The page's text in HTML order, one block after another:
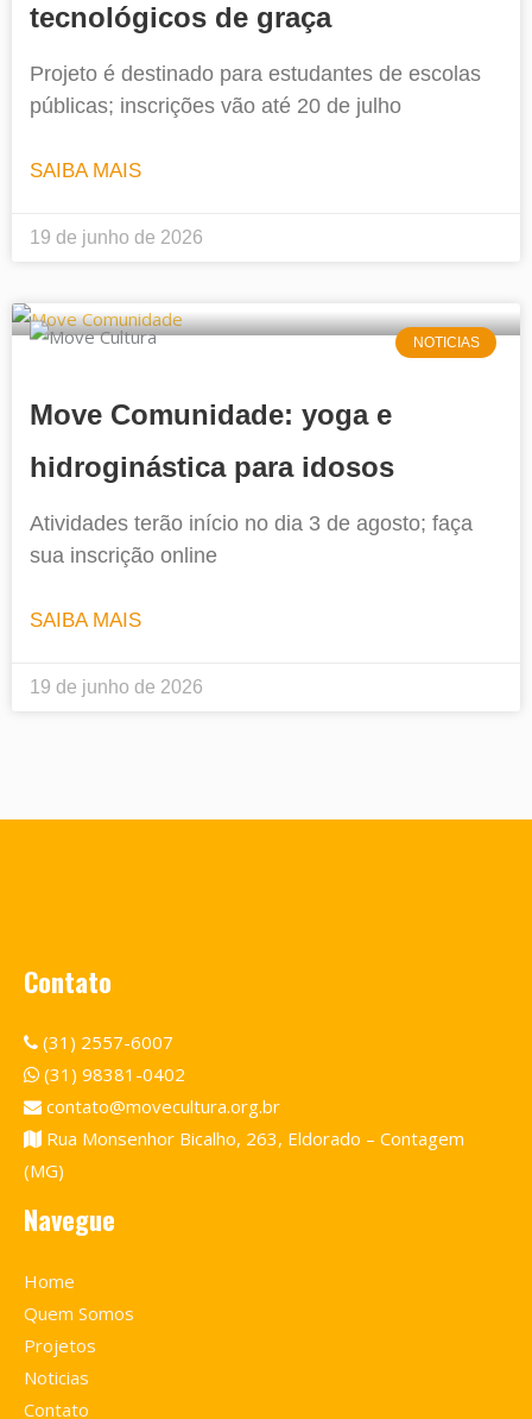
tecnológicos de graça
Projeto é destinado para estudantes de escolas
públicas; inscrições vão até 20 de julho
SAIBA MAIS
19 de junho de 2026
NOTICIAS
Move Comunidade: yoga e
hidroginástica para idosos
Atividades terão início no dia 3 de agosto; faça
sua inscrição online
SAIBA MAIS
19 de junho de 2026
Contato
(31) 2557-6007
(31) 98381-0402
contato@movecultura.org.br
Rua Monsenhor Bicalho, 263, Eldorado – Contagem
(MG)
Navegue
Home
Quem Somos
Projetos
Noticias
Contato